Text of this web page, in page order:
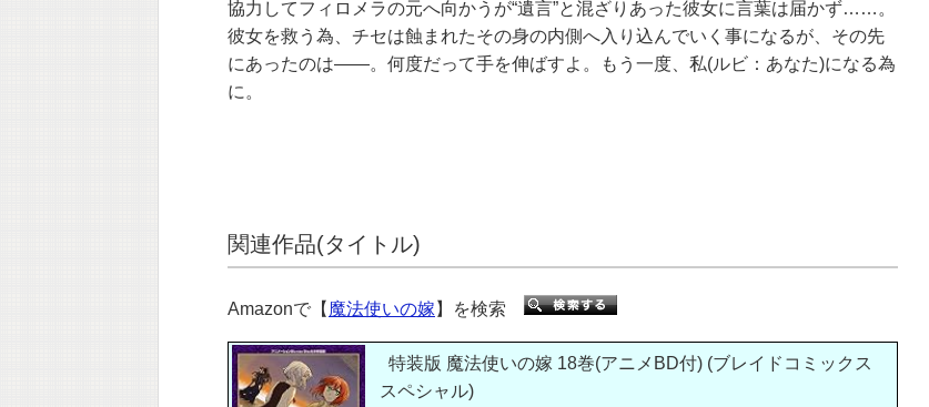
協力してフィロメラの元へ向かうが“遺言”と混ざりあった彼女に言葉は届かず……。
彼女を救う為、チセは蝕まれたその身の内側へ入り込んでいく事になるが、その先
にあったのは――。何度だって手を伸ばすよ。もう一度、私(ルビ：あなた)になる為
に。
関連作品(タイトル)
Amazonで【 魔法使いの嫁 】を検索
特装版 魔法使いの嫁 18巻(アニメBD付) (ブレイドコミックス
スペシャル)